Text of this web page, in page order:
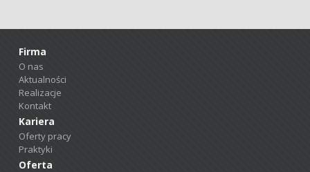
Firma
O nas
Aktualności
Realizacje
Kontakt
Kariera
Oferty pracy
Praktyki
Oferta